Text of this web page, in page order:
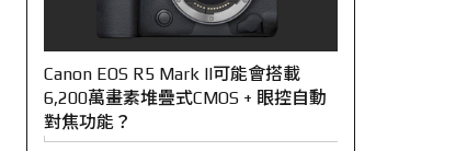
Canon EOS R5 Mark II可能會搭載
6,200萬畫素堆疊式CMOS + 眼控自動
對焦功能？